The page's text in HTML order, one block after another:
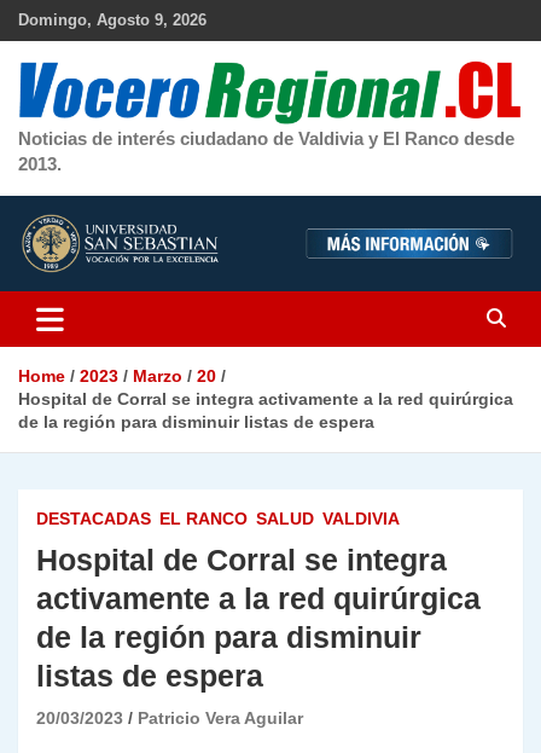
Skip
Domingo, Agosto 9, 2026
Noticias de interés ciudadano de Valdivia y El Ranco desde
2013.
Home 2023 Marzo
20
Hospital de Corral se integra activamente a la red quirúrgica
de la región para disminuir listas de espera
DESTACADAS EL RANCO SALUD VALDIVIA
Hospital de Corral se integra
activamente a la red quirúrgica
de la región para disminuir
listas de espera
20/03/2023 Patricio Vera Aguilar